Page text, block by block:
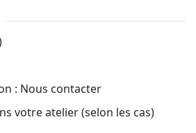
: Nous contacter
votre atelier (selon les cas)